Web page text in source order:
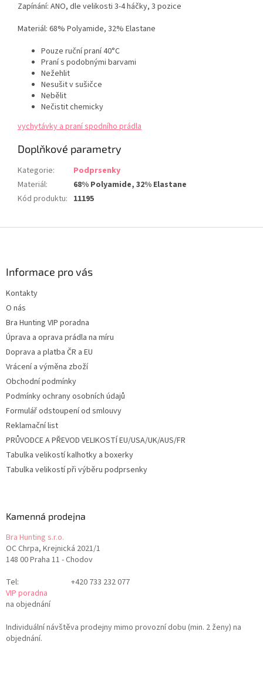
Zapínání: ANO, dle velikosti 3-4 háčky, 3 pozice
Materiál: 68% Polyamide, 32% Elastane
Pouze ruční praní 40°C
Praní s podobnými barvami
Nežehlit
Nesušit v sušičce
Nebělit
Nečistit chemicky
vychytávky a praní spodního prádla
Doplňkové parametry
Kategorie:
Podprsenky
Materiál:
68% Polyamide, 32% Elastane
Kód produktu: 11195
Informace pro vás
Kontakty
O nás
Bra Hunting VIP poradna
Úprava a oprava prádla na míru
Doprava a platba ČR a EU
Vrácení a výměna zboží
Obchodní podmínky
Podmínky ochrany osobních údajů
Formulář odstoupení od smlouvy
Reklamační list
PRŮVODCE A PŘEVOD VELIKOSTÍ EU/USA/UK/AUS/FR
Tabulka velikostí kalhotky a boxerky
Tabulka velikostí při výběru podprsenky
Kamenná prodejna
Bra Hunting s.r.o.
OC Chrpa, Krejnická 2021/1
148 00 Praha 11 - Chodov
Tel:
+420 733 232 077
VIP poradna
na objednání
Individuální návštěva prodejny mimo provozní dobu (min. 2 ženy) na
objednání.